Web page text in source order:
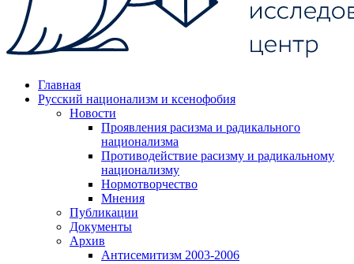
Главная
Русский национализм и ксенофобия
Новости
Проявления расизма и радикального
национализма
Противодействие расизму и радикальному
национализму
Нормотворчество
Мнения
Публикации
Документы
Архив
Антисемитизм 2003-2006